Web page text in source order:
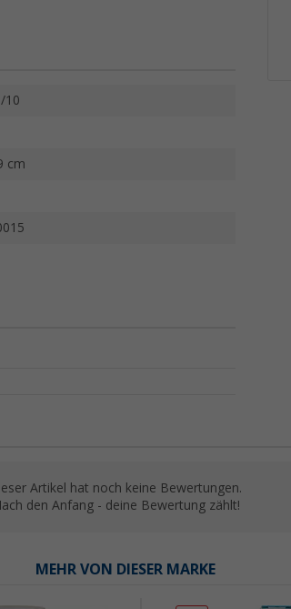
10
cm
Artikel hat noch keine Bewertungen.
den Anfang - deine Bewertung zählt!
MEHR VON DIESER MARKE